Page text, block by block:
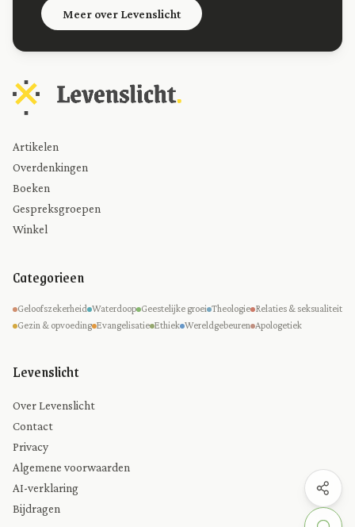
Meer over Levenslicht
Artikelen
Overdenkingen
Boeken
Gespreksgroepen
Winkel
Categorieen
Geloofszekerheid Waterdoop Geestelijke groei Theologie Relaties & seksualiteit
Gezin & opvoeding Evangelisatie Ethiek Wereldgebeuren Apologetiek
Levenslicht
Over Levenslicht
Contact
Privacy
Algemene voorwaarden
AI-verklaring
Bijdragen